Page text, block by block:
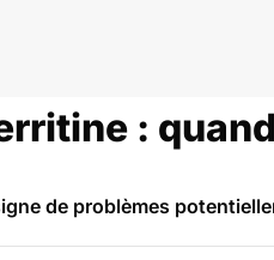
:
de problèmes